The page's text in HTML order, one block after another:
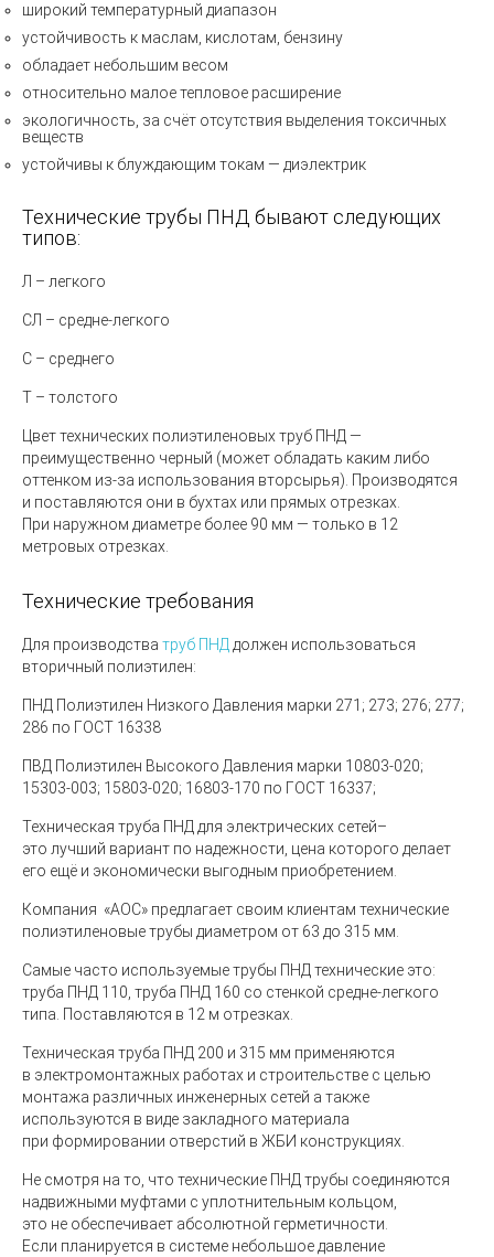
широкий температурный диапазон
устойчивость к маслам, кислотам, бензину
обладает небольшим весом
относительно малое тепловое расширение
экологичность, за счёт отсутствия выделения токсичных
веществ
устойчивы к блуждающим токам — диэлектрик
Технические трубы ПНД бывают следующих
типов:
Л – легкого
СЛ – средне-легкого
С – среднего
Т – толстого
Цвет технических полиэтиленовых труб ПНД —
преимущественно черный (может обладать каким либо
оттенком из-за использования вторсырья). Производятся
и поставляются они в бухтах или прямых отрезках.
При наружном диаметре более 90 мм — только в 12
метровых отрезках.
Технические требования
Для производства труб ПНД должен использоваться
вторичный полиэтилен:
ПНД Полиэтилен Низкого Давления марки 271; 273; 276; 277;
286 по ГОСТ 16338
ПВД Полиэтилен Высокого Давления марки 10803-020;
15303-003; 15803-020; 16803-170 по ГОСТ 16337;
Техническая труба ПНД для электрических сетей–
это лучший вариант по надежности, цена которого делает
его ещё и экономически выгодным приобретением.
Компания «АОС» предлагает своим клиентам технические
полиэтиленовые трубы диаметром от 63 до 315 мм.
Самые часто используемыетрубы ПНД технические это:
труба ПНД 110, труба ПНД 160 со стенкой средне-легкого
типа. Поставляются в 12 м отрезках.
Техническая труба ПНД 200 и 315 мм применяются
в электромонтажных работах и строительстве с целью
монтажа различных инженерных сетей а также
используются в виде закладного материала
при формировании отверстий в ЖБИ конструкциях.
Не смотря на то, что технические ПНД трубы соединяются
надвижными муфтами с уплотнительным кольцом,
это не обеспечивает абсолютной герметичности.
Если планируется в системе небольшое давление